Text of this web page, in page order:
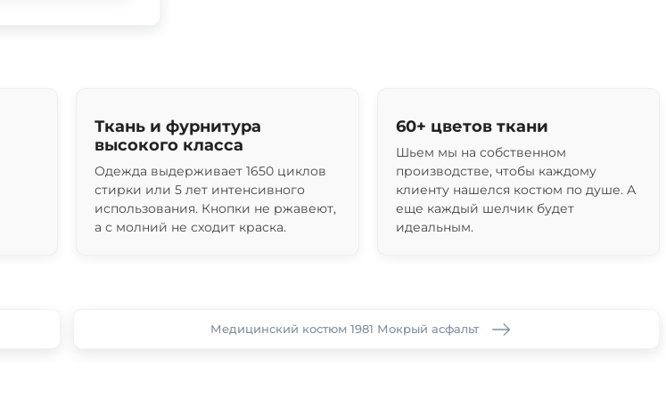
Ткань и фурнитура
высокого класса
Одежда выдерживает 1650 циклов
стирки или 5 лет интенсивного
использования. Кнопки не ржавеют,
а с молний не сходит краска.
60+ цветов ткани
Шьем мы на собственном
производстве, чтобы каждому
клиенту нашелся костюм по душе. А
еще каждый шелчик будет
идеальным.
Медицинский костюм 1981 Мокрый асфальт